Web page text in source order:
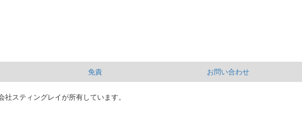
免責 お問い合わせ
スティングレイが所有しています。